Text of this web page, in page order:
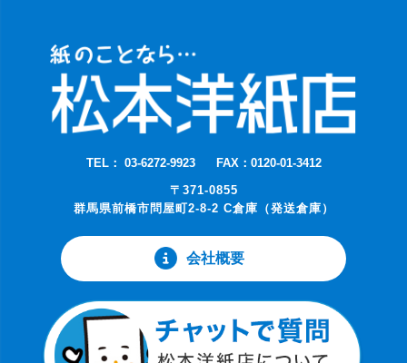
TEL： 03-6272-9923
FAX：0120-01-3412
〒371-0855
群馬県前橋市問屋町2-8-2 C倉庫（発送倉庫）
会社概要